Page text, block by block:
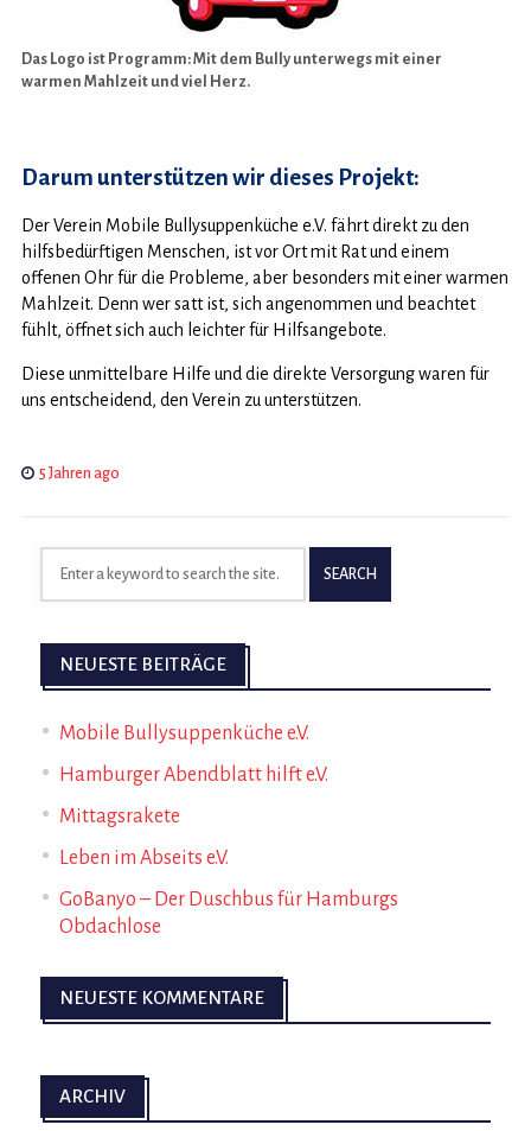
Das Logo ist Programm: Mit dem Bully unterwegs mit einer
warmen Mahlzeit und viel Herz.
Darum unterstützen wir dieses Projekt:
Der Verein Mobile Bullysuppenküche e.V. fährt direkt zu den
hilfsbedürftigen Menschen, ist vor Ort mit Rat und einem
offenen Ohr für die Probleme, aber besonders mit einer warmen
Mahlzeit. Denn wer satt ist, sich angenommen und beachtet
fühlt, öffnet sich auch leichter für Hilfsangebote.
Diese unmittelbare Hilfe und die direkte Versorgung waren für
uns entscheidend, den Verein zu unterstützen.
5 Jahren ago
NEUESTE BEITRÄGE
Mobile Bullysuppenküche e.V.
Hamburger Abendblatt hilft e.V.
Mittagsrakete
Leben im Abseits e.V.
GoBanyo – Der Duschbus für Hamburgs
Obdachlose
NEUESTE KOMMENTARE
ARCHIV